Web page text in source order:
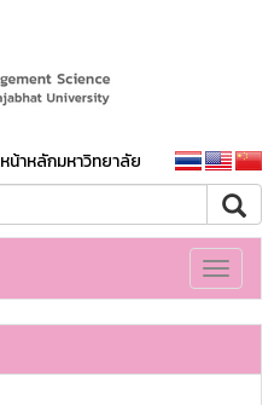
หน้าหลักมหาวิทยาลัย
Toggle